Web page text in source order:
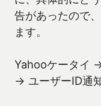
告があったので
ます。
Yahooケータイ
→ ユーザーID通